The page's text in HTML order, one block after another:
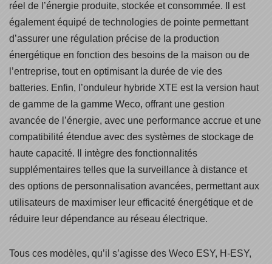
réel de l’énergie produite, stockée et consommée. Il est
également équipé de technologies de pointe permettant
d’assurer une régulation précise de la production
énergétique en fonction des besoins de la maison ou de
l’entreprise, tout en optimisant la durée de vie des
batteries. Enfin, l’onduleur hybride XTE est la version haut
de gamme de la gamme Weco, offrant une gestion
avancée de l’énergie, avec une performance accrue et une
compatibilité étendue avec des systèmes de stockage de
haute capacité. Il intègre des fonctionnalités
supplémentaires telles que la surveillance à distance et
des options de personnalisation avancées, permettant aux
utilisateurs de maximiser leur efficacité énergétique et de
réduire leur dépendance au réseau électrique.
Tous ces modèles, qu’il s’agisse des Weco ESY, H-ESY,